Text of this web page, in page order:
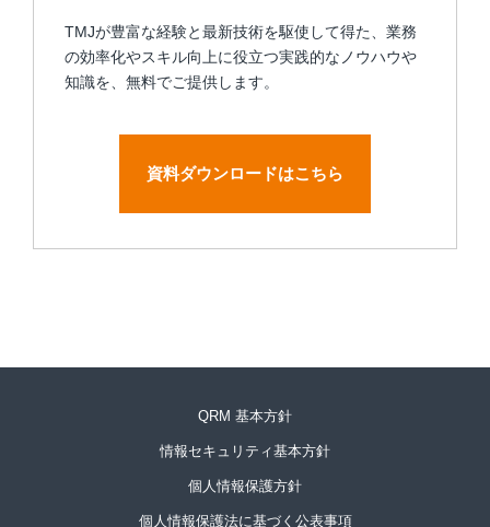
TMJが豊富な経験と最新技術を駆使して得た、業務
の効率化やスキル向上に役立つ実践的なノウハウや
知識を、無料でご提供します。
資料ダウンロードはこちら
QRM 基本方針
情報セキュリティ基本方針
個人情報保護方針
個人情報保護法に基づく公表事項